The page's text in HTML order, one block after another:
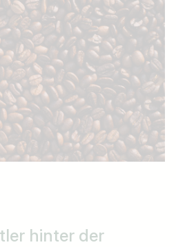
hinter der